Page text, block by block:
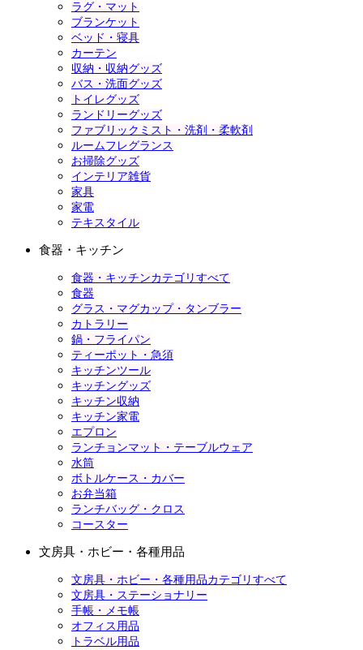
ラグ・マット
ブランケット
ベッド・寝具
カーテン
収納・収納グッズ
バス・洗面グッズ
トイレグッズ
ランドリーグッズ
ファブリックミスト・洗剤・柔軟剤
ルームフレグランス
お掃除グッズ
インテリア雑貨
家具
家電
テキスタイル
食器・キッチン
食器・キッチンカテゴリすべて
食器
グラス・マグカップ・タンブラー
カトラリー
鍋・フライパン
ティーポット・急須
キッチンツール
キッチングッズ
キッチン収納
キッチン家電
エプロン
ランチョンマット・テーブルウェア
水筒
ボトルケース・カバー
お弁当箱
ランチバッグ・クロス
コースター
文房具・ホビー・各種用品
文房具・ホビー・各種用品カテゴリすべて
文房具・ステーショナリー
手帳・メモ帳
オフィス用品
トラベル用品